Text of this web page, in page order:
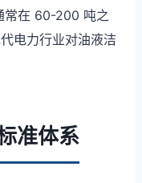
常在 60-200 吨之
电力行业对油液洁
准体系